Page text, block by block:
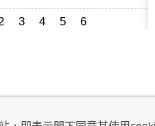
3 4 5 6
| 使用條款 免責及著作權聲明